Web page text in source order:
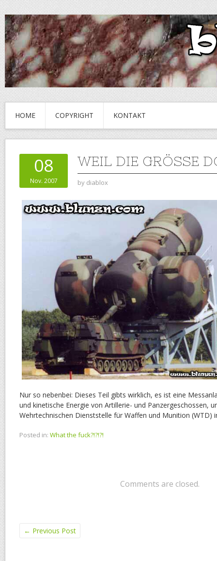
HOME COPYRIGHT KONTAKT
08
Nov. 2007
WEIL DIE GRÖSSE
by diablox
Nur so nebenbei: Dieses Teil gibts wirklich, es ist eine
und kinetische Energie von Artillerie- und Panzergeschossen,
Wehrtechnischen Dienststelle für Waffen und Munition (WTD)
Posted in: What the fuck?!?!?!
Comments are closed.
← Previous Post